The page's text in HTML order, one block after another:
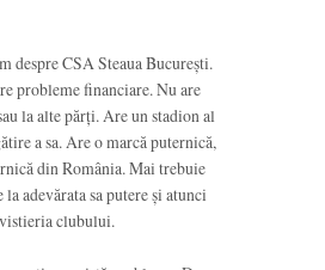
despre CSA Steaua București.
probleme financiare. Nu are
la alte părți. Are un stadion al
a sa. Are o marcă puternică,
din România. Mai trebuie
adevărata sa putere și atunci
clubului.